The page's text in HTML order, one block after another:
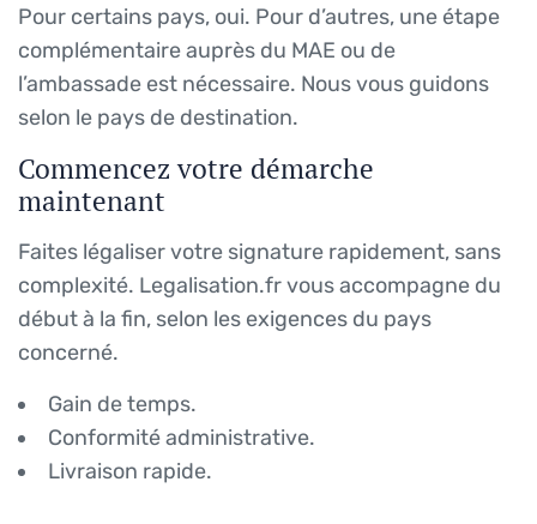
Pour certains pays, oui. Pour d’autres, une étape
complémentaire auprès du MAE ou de
l’ambassade est nécessaire. Nous vous guidons
selon le pays de destination.
Commencez votre démarche
maintenant
Faites légaliser votre signature rapidement, sans
complexité. Legalisation.fr vous accompagne du
début à la fin, selon les exigences du pays
concerné.
Gain de temps.
Conformité administrative.
Livraison rapide.